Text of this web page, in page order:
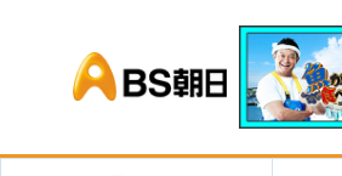
BS朝日